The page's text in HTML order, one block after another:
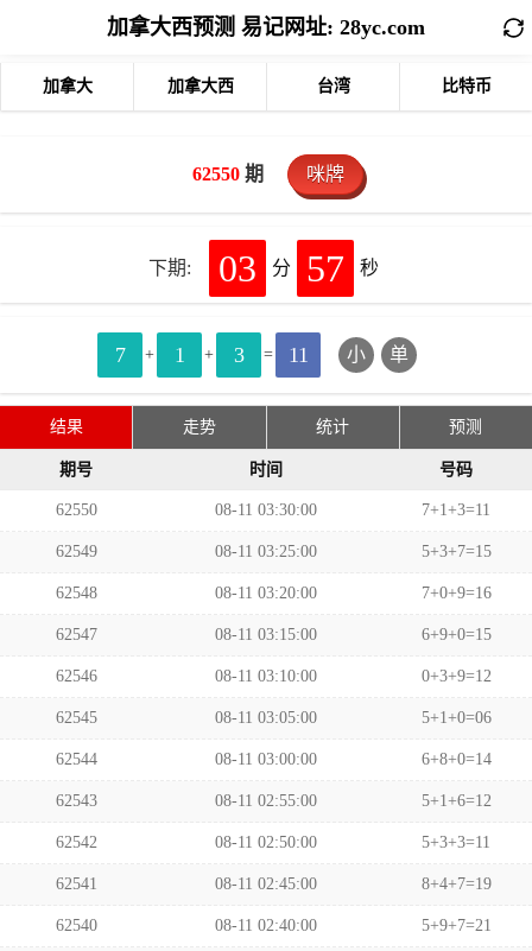
加拿大西预测 易记网址: 28yc.com
加拿大 加拿大西 台湾 比特币
62550 期 咪牌
下期: 03 分 57 秒
7 + 1 + 3 = 11 小 单
结果 走势 统计 预测
期号 时间 号码
62550 08-11 03:30:00 7+1+3=11
62549 08-11 03:25:00 5+3+7=15
62548 08-11 03:20:00 7+0+9=16
62547 08-11 03:15:00 6+9+0=15
62546 08-11 03:10:00 0+3+9=12
62545 08-11 03:05:00 5+1+0=06
62544 08-11 03:00:00 6+8+0=14
62543 08-11 02:55:00 5+1+6=12
62542 08-11 02:50:00 5+3+3=11
62541 08-11 02:45:00 8+4+7=19
62540 08-11 02:40:00 5+9+7=21